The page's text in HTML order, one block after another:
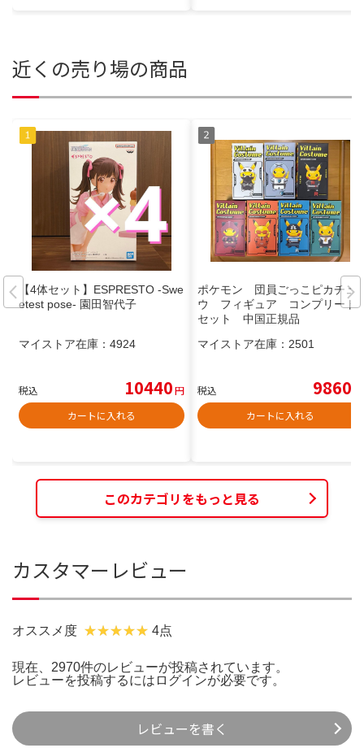
近くの売り場の商品
【4体セット】ESPRESTO -Swe
etest pose- 園田智代子
マイストア在庫： 4924
税込 10440円
カートに入れる
ポケモン 団員ごっこピカチュ
ウ フィギュア コンプリート
セット 中国正規品
マイストア在庫： 2501
税込 9860
カートに入れる
このカテゴリをもっと見る
カスタマーレビュー
オススメ度 4点
現在、2970件のレビューが投稿されています。
レビューを投稿するには ログインが必要です。
レビューを書く